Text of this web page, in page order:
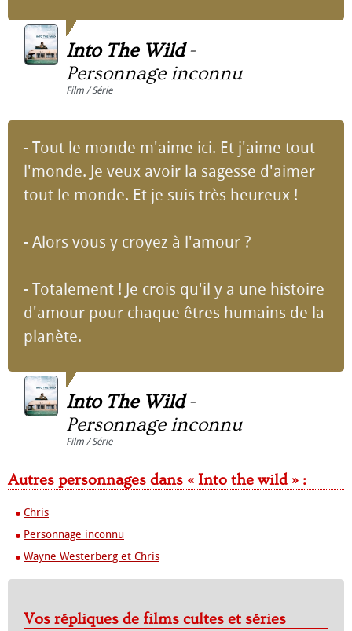
Into The Wild-
Personnage inconnu
Film / Série
- Tout le monde m'aime ici. Et j'aime tout
l'monde. Je veux avoir la sagesse d'aimer
tout le monde. Et je suis très heureux !
- Alors vous y croyez à l'amour ?
- Totalement ! Je crois qu'il y a une histoire
d'amour pour chaque êtres humains de la
planète.
Into The Wild-
Personnage inconnu
Film / Série
Autres personnages dans « Into the wild » :
Chris
Personnage inconnu
Wayne Westerberg et Chris
Vos répliques de films cultes et séries